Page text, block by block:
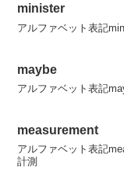
minister
アルファベット表記
maybe
アルファベット表記
measurement
アルファベット表記
計測